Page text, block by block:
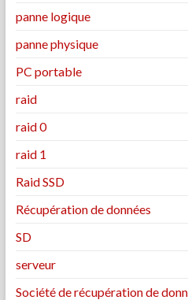
panne logique
panne physique
PC portable
raid
raid 0
raid 1
Raid SSD
Récupération de données
SD
serveur
Société de récupération de